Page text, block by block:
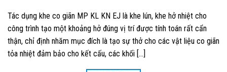
Tác dụng khe co giãn MP KL KN EJ là khe lún, khe hở nhiệt cho
công trình tạo một khoảng hở đúng vị trí được tính toán rất cẩn
thận, chỉ định nhăm mục đích là tạo sự thở cho các vật liệu co giãn
tỏa nhiệt đảm bảo cho kết cấu, các khối […]